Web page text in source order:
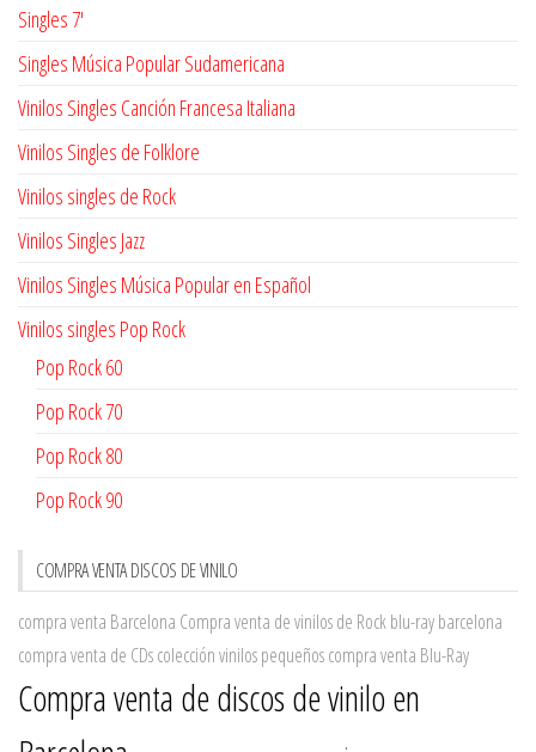
Singles 7'
Singles Música Popular Sudamericana
Vinilos Singles Canción Francesa Italiana
Vinilos Singles de Folklore
Vinilos singles de Rock
Vinilos Singles Jazz
Vinilos Singles Música Popular en Español
Vinilos singles Pop Rock
Pop Rock 60
Pop Rock 70
Pop Rock 80
Pop Rock 90
COMPRA VENTA DISCOS DE VINILO
compra venta Barcelona Compra venta de vinilos de Rockblu-ray barcelona
compra venta de CDscolección vinilos pequeñoscompra venta Blu-Ray
Compra venta de discos de vinilo en